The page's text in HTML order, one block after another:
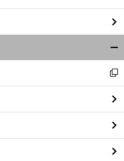
！前
閉
る
新
し
い
ウ
ィ
ン
ド